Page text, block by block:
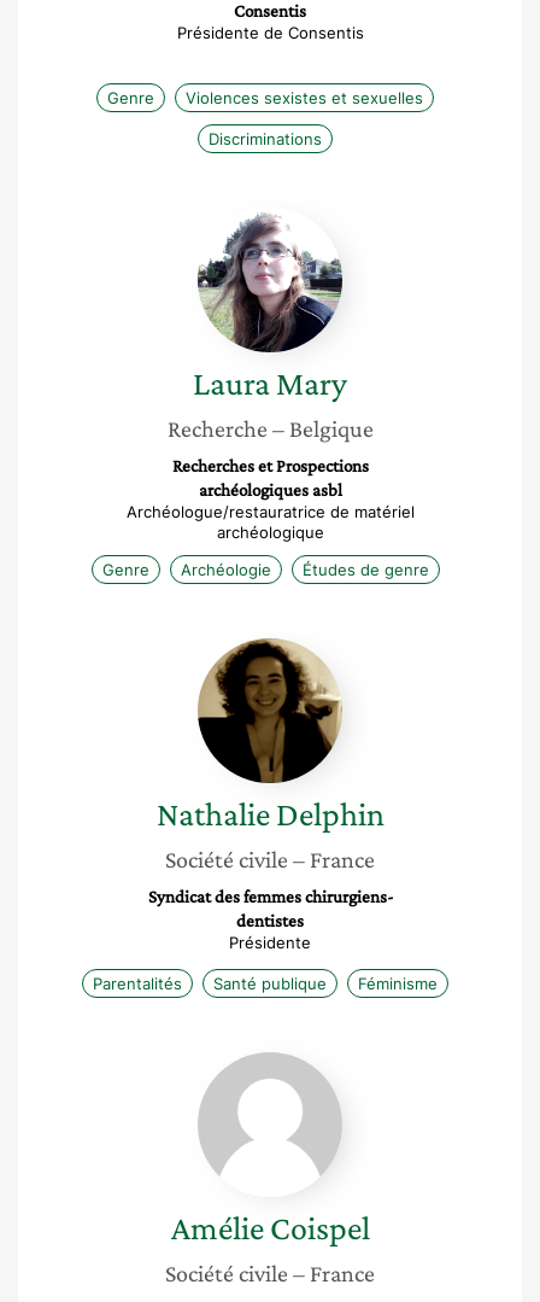
Consentis
Présidente de Consentis
Genre Violences sexistes et sexuelles
Discriminations
Laura
Mary
LauraMary
Recherche – Belgique
Recherches et Prospections
archéologiques asbl
Archéologue/restauratrice de matériel
archéologique
Genre
Archéologie Études de genre
Nathalie
Delphin
Nathalie Delphin
Société civile – France
Syndicat des femmes chirurgiens-
dentistes
Présidente
Parentalités Santé publique Féminisme
Amélie
Coispel
Amélie Coispel
Société civile – France